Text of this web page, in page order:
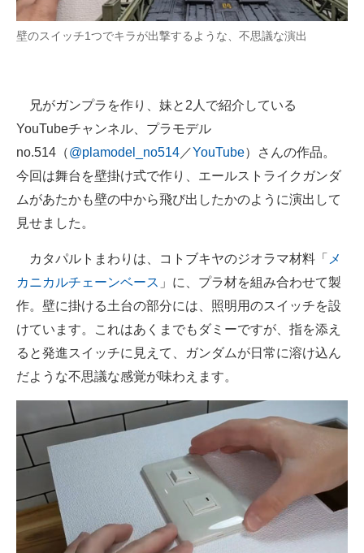
建設×テクノロジーの最前線
ちょっと気になるネットの話題
壁のスイッチ1つでキラが出撃するような、不思議な演出
兄がガンプラを作り、妹と2人で紹介している
YouTubeチャンネル、プラモデル
no.514（@plamodel_no514 ／YouTube）さんの作品。
今回は舞台を壁掛け式で作り、エールストライクガンダ
ムがあたかも壁の中から飛び出したかのように演出して
見せました。
カタパルトまわりは、コトブキヤのジオラマ材料「 メ
カニカルチェーンベース 」に、プラ材を組み合わせて製
作。壁に掛ける土台の部分には、照明用のスイッチを設
けています。これはあくまでもダミーですが、指を添え
ると発進スイッチに見えて、ガンダムが日常に溶け込ん
だような不思議な感覚が味わえます。